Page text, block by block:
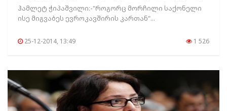
ჰამლეტ ჭიპაშვილი:-"როგორც მორჩილი საქონელი
ისე მიგვაბეს ევროკავშირის კართან"...
25-12-2014, 13:49 1 526